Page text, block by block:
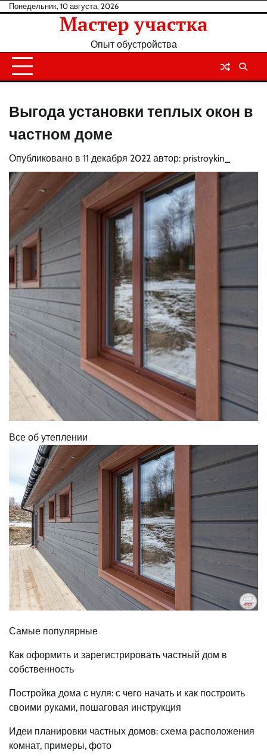
Перейти
Понедельник, 10 августа, 2026
Мастер участка
Опыт обустройства
Выгода установки теплых окон в
частном доме
Опубликовано в 11 декабря 2022 автор: pristroykin_
Все об утеплении
Самые популярные
Как оформить и зарегистрировать частный дом в
собственность
Постройка дома с нуля: с чего начать и как построить
своими руками, пошаговая инструкция
Идеи планировки частных домов: схема расположения
комнат, примеры, фото